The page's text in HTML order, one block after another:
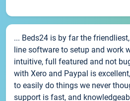
... Beds24 is by far the
line software to setup and work
intuitive, full featured and not
with Xero and Paypal is
to easily do things we never
support is fast, and